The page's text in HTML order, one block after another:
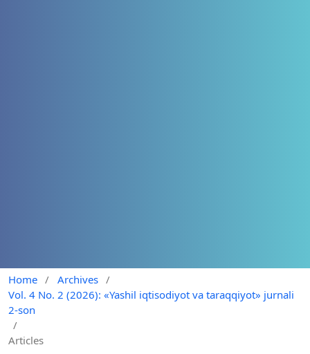
Home / Archives /
Vol. 4 No. 2 (2026): «Yashil iqtisodiyot va taraqqiyot» jurnali
2-son
/
Articles